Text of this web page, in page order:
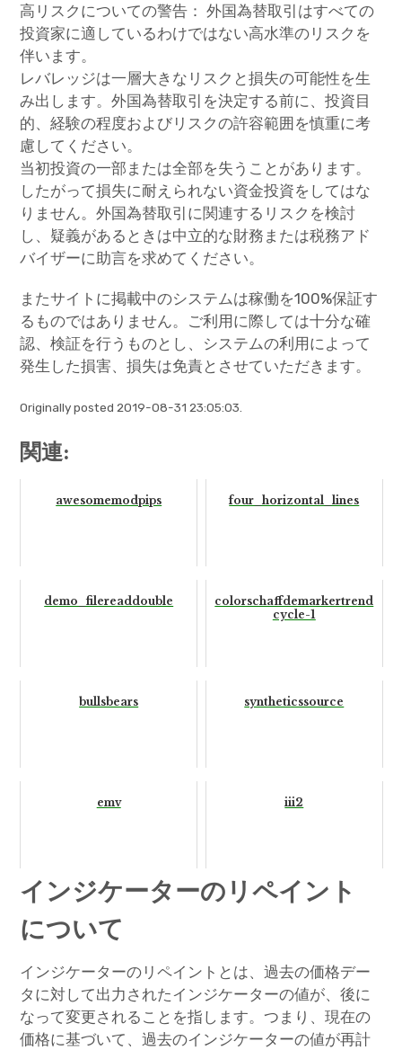
高リスクについての警告： 外国為替取引はすべての
投資家に適しているわけではない高水準のリスクを
伴います。
レバレッジは一層大きなリスクと損失の可能性を生
み出します。外国為替取引を決定する前に、投資目
的、経験の程度およびリスクの許容範囲を慎重に考
慮してください。
当初投資の一部または全部を失うことがあります。
したがって損失に耐えられない資金投資をしてはな
りません。外国為替取引に関連するリスクを検討
し、疑義があるときは中立的な財務または税務アド
バイザーに助言を求めてください。
またサイトに掲載中のシステムは稼働を100%保証す
るものではありません。ご利用に際しては十分な確
認、検証を行うものとし、システムの利用によって
発生した損害、損失は免責とさせていただきます。
Originally posted 2019-08-31 23:05:03.
関連:
awesomemodpips four_horizontal_lines
demo_filereaddouble
colorschaffdemarkertrend
cycle-1
bullsbears syntheticssource
emv iii2
インジケーターのリペイント
について
インジケーターのリペイントとは、過去の価格デー
タに対して出力されたインジケーターの値が、後に
なって変更されることを指します。つまり、現在の
価格に基づいて、過去のインジケーターの値が再計